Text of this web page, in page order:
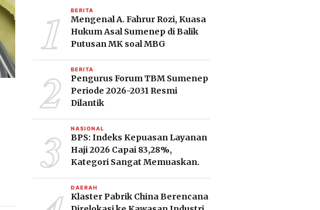
1 BERITA
Mengenal A. Fahrur Rozi, Kuasa
Hukum Asal Sumenep di Balik
Putusan MK soal MBG
2 BERITA
Pengurus Forum TBM Sumenep
Periode 2026-2031 Resmi
Dilantik
3 NASIONAL
BPS: Indeks Kepuasan Layanan
Haji 2026 Capai 83,28%,
Kategori Sangat Memuaskan.
DAERAH
Klaster Pabrik China Berencana